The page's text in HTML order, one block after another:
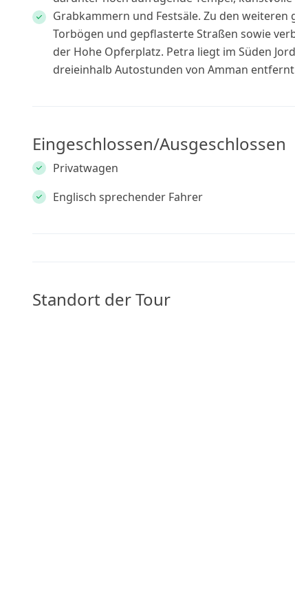
Grabkammern und Festsäle. Zu den
Torbögen und gepflasterte Straßen sowie
der Hohe Opferplatz. Petra liegt im Süden
dreieinhalb Autostunden von Amman
Eingeschlossen/Ausgeschlossen
Privatwagen
Englisch sprechender Fahrer
Standort der Tour